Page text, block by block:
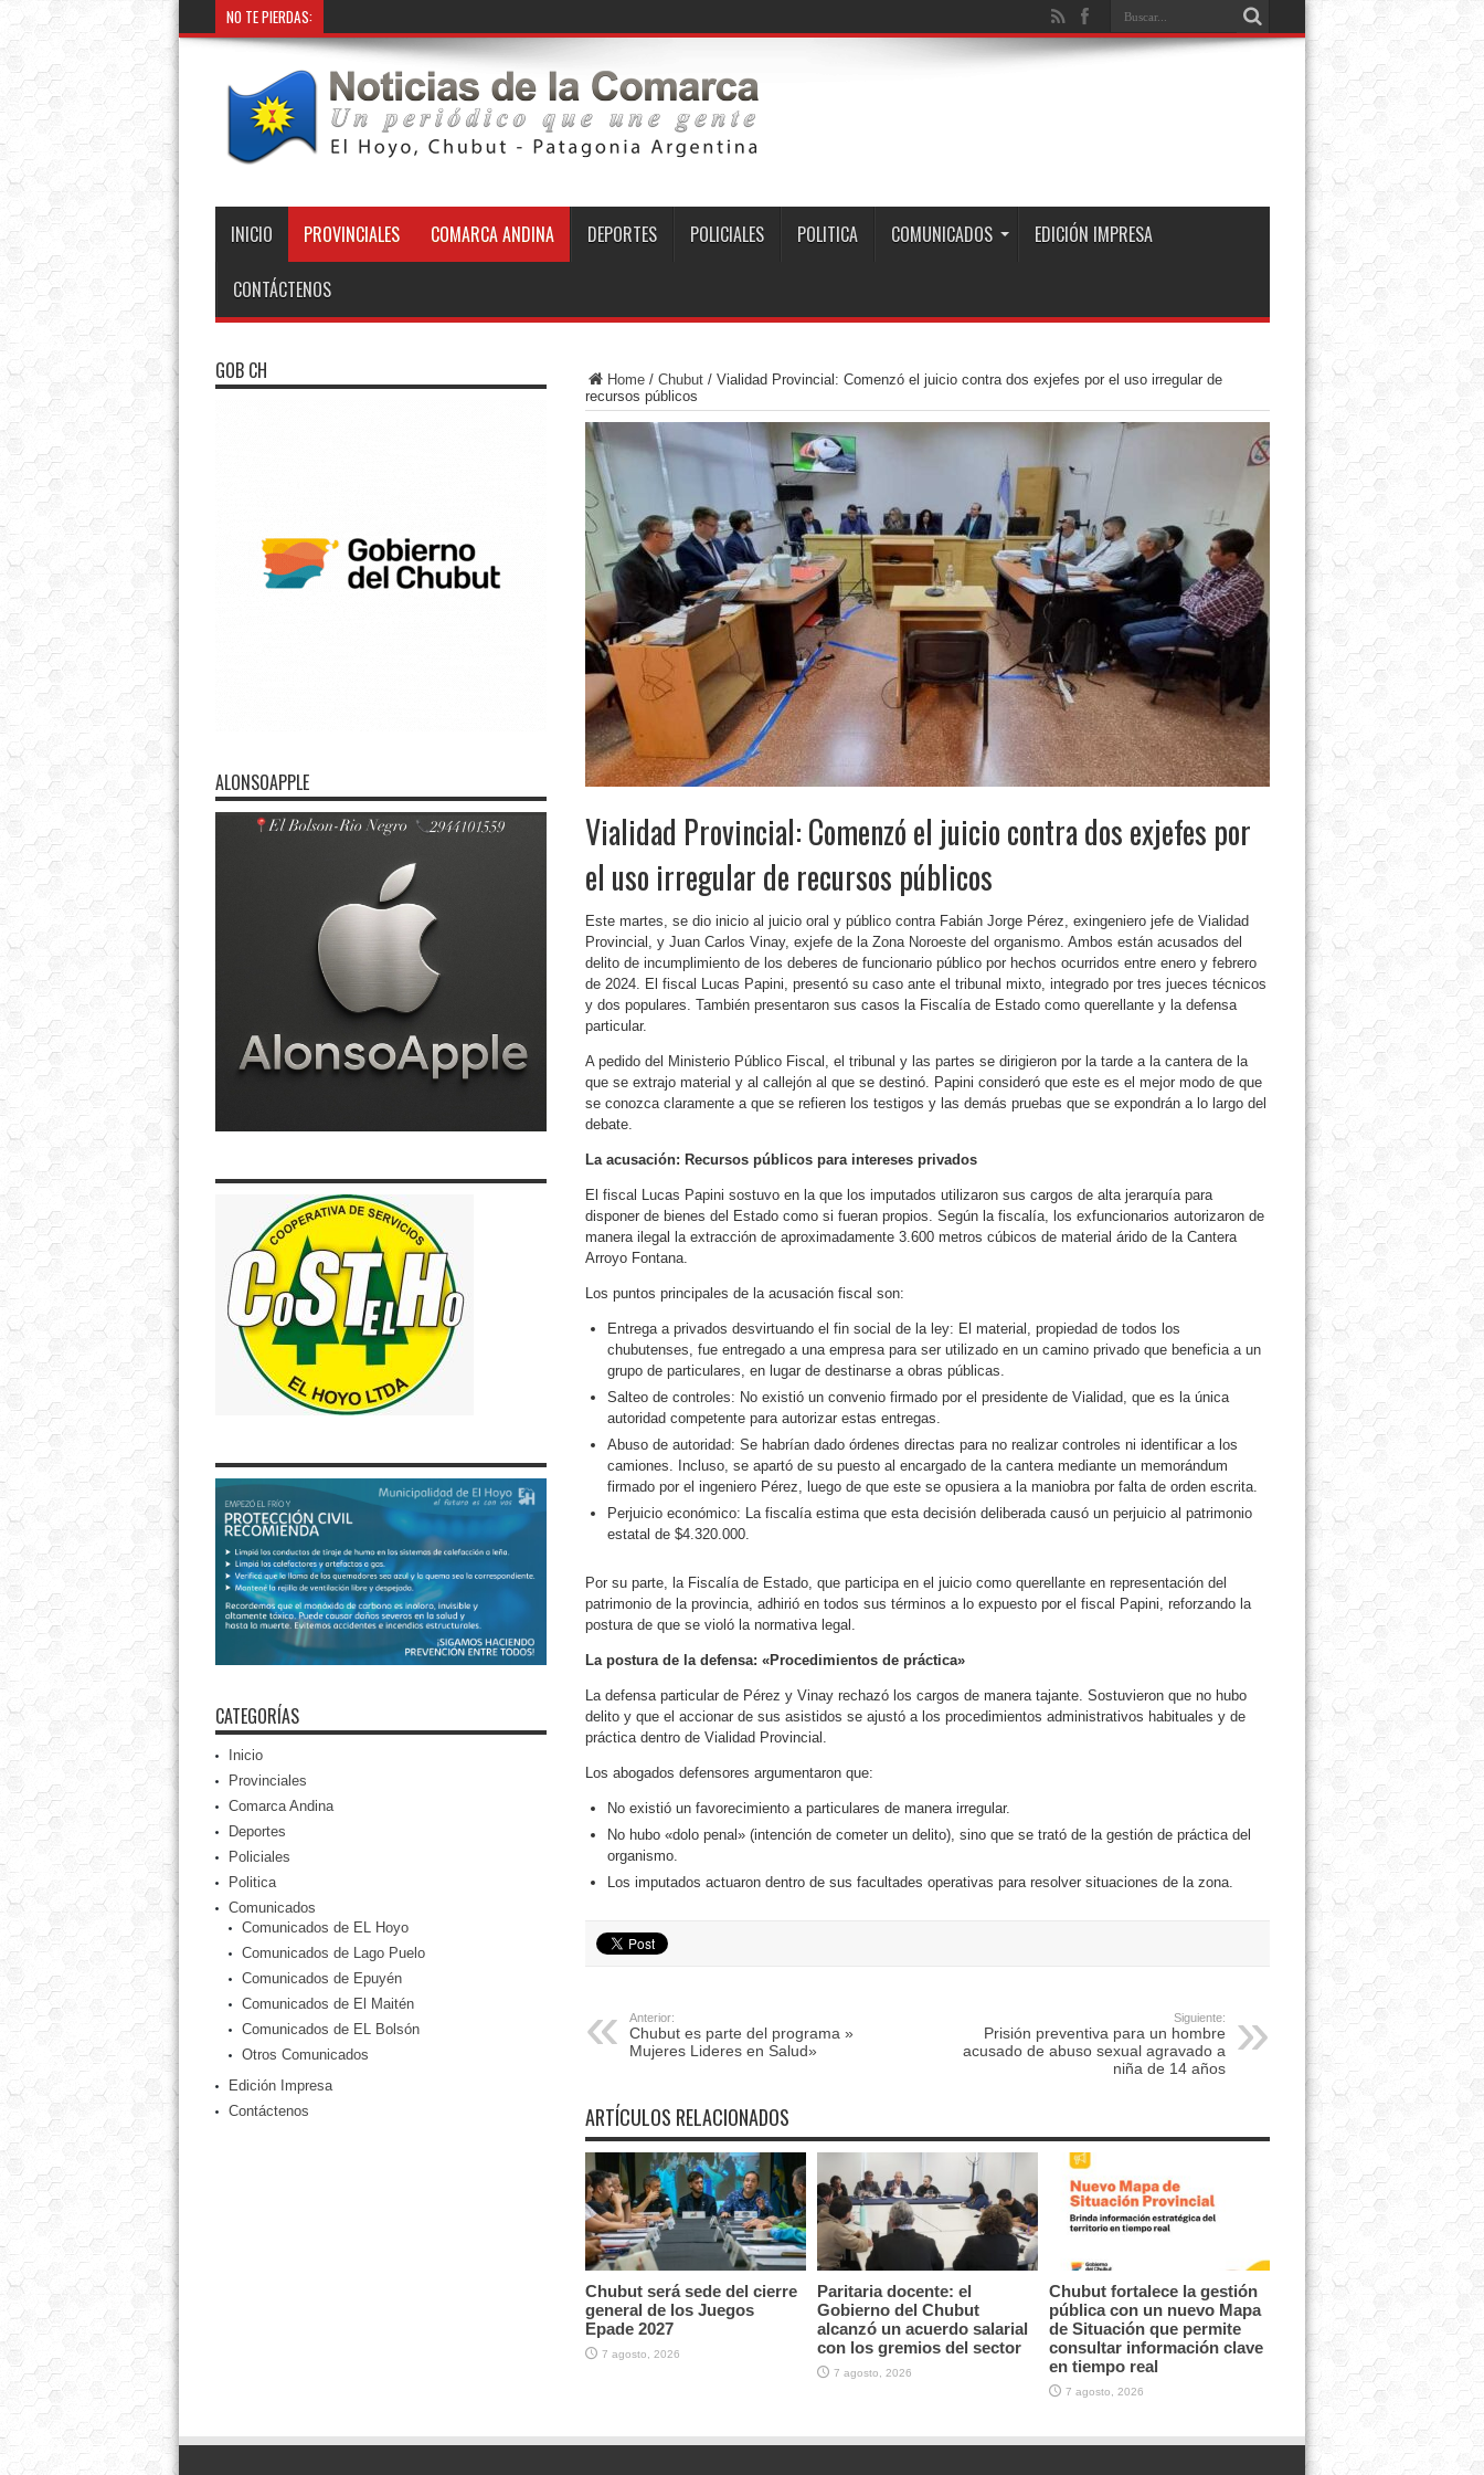
NO TE PIERDAS:
INICIO PROVINCIALES COMARCA ANDINA DEPORTES POLICIALES POLITICA COMUNICADOS EDICIÓN IMPRESA
CONTÁCTENOS
Home/ Chubut/ Vialidad Provincial: Comenzó el juicio contra dos exjefes por el uso irregular de
recursos públicos
Vialidad Provincial: Comenzó el juicio contra dos exjefes por
el uso irregular de recursos públicos
Este martes, se dio inicio al juicio oral y público contra Fabián Jorge Pérez, exingeniero jefe de Vialidad
Provincial, y Juan Carlos Vinay, exjefe de la Zona Noroeste del organismo. Ambos están acusados del
delito de incumplimiento de los deberes de funcionario público por hechos ocurridos entre enero y febrero
de 2024. El fiscal Lucas Papini, presentó su caso ante el tribunal mixto, integrado por tres jueces técnicos
y dos populares. También presentaron sus casos la Fiscalía de Estado como querellante y la defensa
particular.
A pedido del Ministerio Público Fiscal, el tribunal y las partes se dirigieron por la tarde a la cantera de la
que se extrajo material y al callejón al que se destinó. Papini consideró que este es el mejor modo de que
se conozca claramente a que se refieren los testigos y las demás pruebas que se expondrán a lo largo del
debate.
La acusación: Recursos públicos para intereses privados
El fiscal Lucas Papini sostuvo en la que los imputados utilizaron sus cargos de alta jerarquía para
disponer de bienes del Estado como si fueran propios. Según la fiscalía, los exfuncionarios autorizaron de
manera ilegal la extracción de aproximadamente 3.600 metros cúbicos de material árido de la Cantera
Arroyo Fontana.
Los puntos principales de la acusación fiscal son:
Entrega a privados desvirtuando el fin social de la ley: El material, propiedad de todos los
chubutenses, fue entregado a una empresa para ser utilizado en un camino privado que beneficia a un
grupo de particulares, en lugar de destinarse a obras públicas.
Salteo de controles: No existió un convenio firmado por el presidente de Vialidad, que es la única
autoridad competente para autorizar estas entregas.
Abuso de autoridad: Se habrían dado órdenes directas para no realizar controles ni identificar a los
camiones. Incluso, se apartó de su puesto al encargado de la cantera mediante un memorándum
firmado por el ingeniero Pérez, luego de que este se opusiera a la maniobra por falta de orden escrita.
Perjuicio económico: La fiscalía estima que esta decisión deliberada causó un perjuicio al patrimonio
estatal de $4.320.000.
Por su parte, la Fiscalía de Estado, que participa en el juicio como querellante en representación del
patrimonio de la provincia, adhirió en todos sus términos a lo expuesto por el fiscal Papini, reforzando la
postura de que se violó la normativa legal.
La postura de la defensa: «Procedimientos de práctica»
La defensa particular de Pérez y Vinay rechazó los cargos de manera tajante. Sostuvieron que no hubo
delito y que el accionar de sus asistidos se ajustó a los procedimientos administrativos habituales y de
práctica dentro de Vialidad Provincial.
Los abogados defensores argumentaron que:
No existió un favorecimiento a particulares de manera irregular.
No hubo «dolo penal» (intención de cometer un delito), sino que se trató de la gestión de práctica del
organismo.
Los imputados actuaron dentro de sus facultades operativas para resolver situaciones de la zona.
Anterior:
Chubut es parte del programa »
Mujeres Lideres en Salud»
Siguiente:
Prisión preventiva para un hombre
acusado de abuso sexual agravado a
niña de 14 años
ARTÍCULOS RELACIONADOS
Chubut será sede del cierre
general de los Juegos
Epade 2027
7 agosto, 2026
Paritaria docente: el
Gobierno del Chubut
alcanzó un acuerdo salarial
con los gremios del sector
7 agosto, 2026
Chubut fortalece la gestión
pública con un nuevo Mapa
de Situación que permite
consultar información clave
en tiempo real
7 agosto, 2026
GOB CH
ALONSOAPPLE
CATEGORÍAS
Inicio
Provinciales
Comarca Andina
Deportes
Policiales
Politica
Comunicados
Comunicados de EL Hoyo
Comunicados de Lago Puelo
Comunicados de Epuyén
Comunicados de El Maitén
Comunicados de EL Bolsón
Otros Comunicados
Edición Impresa
Contáctenos